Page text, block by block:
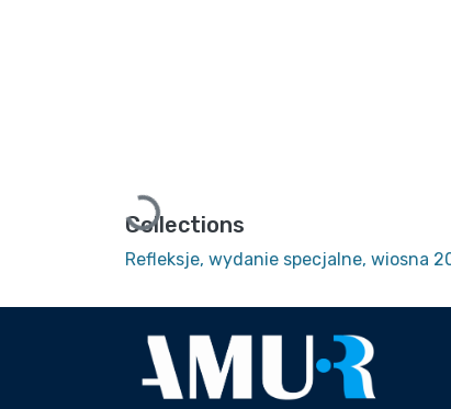
Loading...
Collections
Refleksje, wydanie specjalne, wiosna